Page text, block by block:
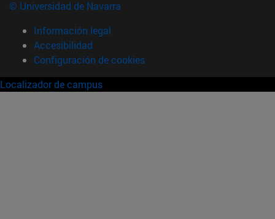
© Universidad de Navarra
Información legal
Accesibilidad
Configuración de cookies
Localizador de campus